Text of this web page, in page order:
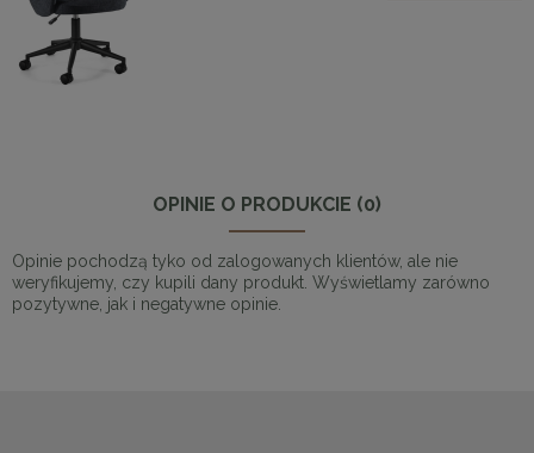
OPINIE O PRODUKCIE (0)
Opinie pochodzą tyko od zalogowanych klientów, ale nie
weryfikujemy, czy kupili dany produkt. Wyświetlamy zarówno
pozytywne, jak i negatywne opinie.